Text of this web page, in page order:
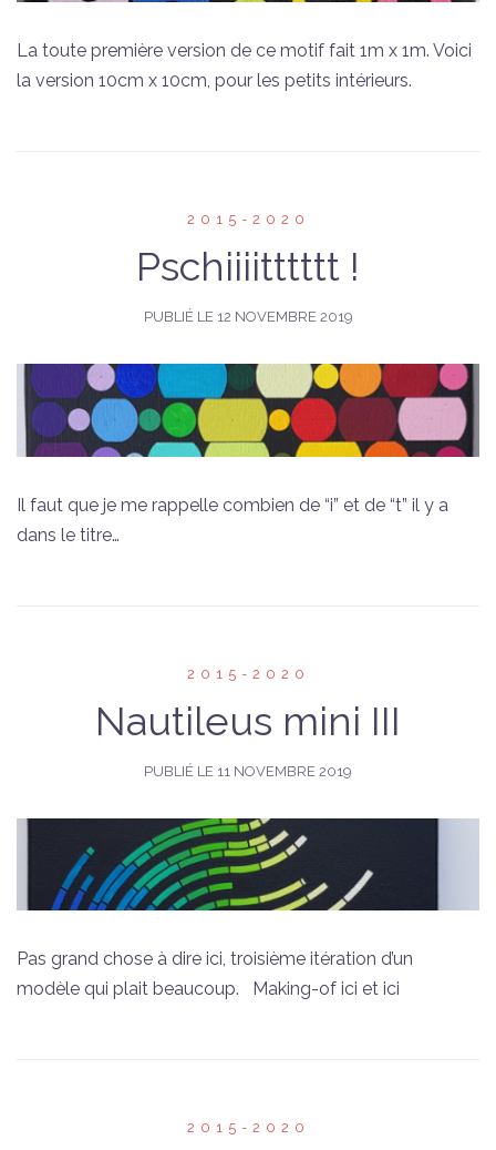
La toute première version de ce motif fait 1m x 1m. Voici
la version 10cm x 10cm, pour les petits intérieurs.
2015-2020
Pschiiiitttttt !
PUBLIÉ LE 12 NOVEMBRE 2019
Il faut que je me rappelle combien de “i” et de “t” il y a
dans le titre…
2015-2020
Nautileus mini III
PUBLIÉ LE 11 NOVEMBRE 2019
Pas grand chose à dire ici, troisième itération d’un
modèle qui plait beaucoup. Making-of ici et ici
2015-2020